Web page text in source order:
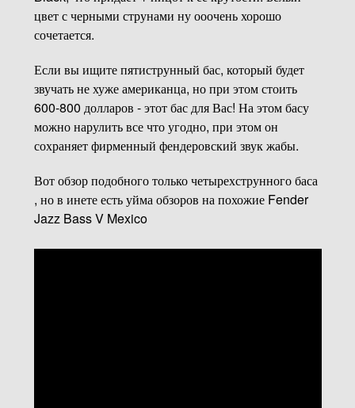
цвет с черными струнами ну ооочень хорошо
сочетается.
Если вы ищите пятиструнный бас, который будет
звучать не хуже американца, но при этом стоить
600-800 долларов - этот бас для Вас! На этом басу
можно нарулить все что угодно, при этом он
сохраняет фирменный фендеровский звук жабы.
Вот обзор подобного только четырехструнного баса
, но в инете есть уйма обзоров на похожие Fender
Jazz Bass V Mexico